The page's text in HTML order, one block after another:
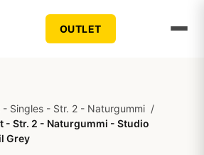
OUTLET
- Singles - Str. 2 - Naturgummi /
- Str. 2 - Naturgummi - Studio
Grey